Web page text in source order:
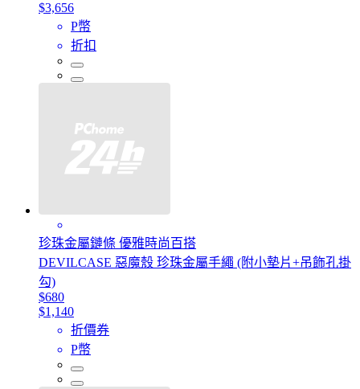
$3,656
P幣
折扣
珍珠金屬鏈條 優雅時尚百搭
DEVILCASE 惡魔殼 珍珠金屬手繩 (附小墊片+吊飾孔掛
勾)
$680
$1,140
折價券
P幣